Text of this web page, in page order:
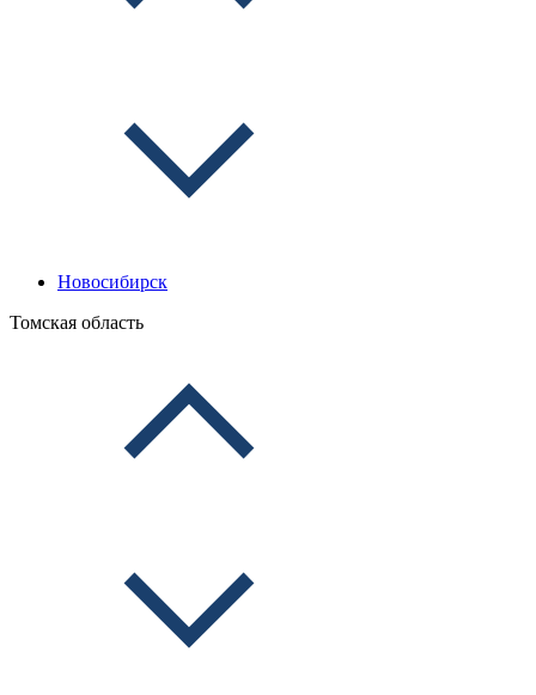
Новосибирск
Томская область